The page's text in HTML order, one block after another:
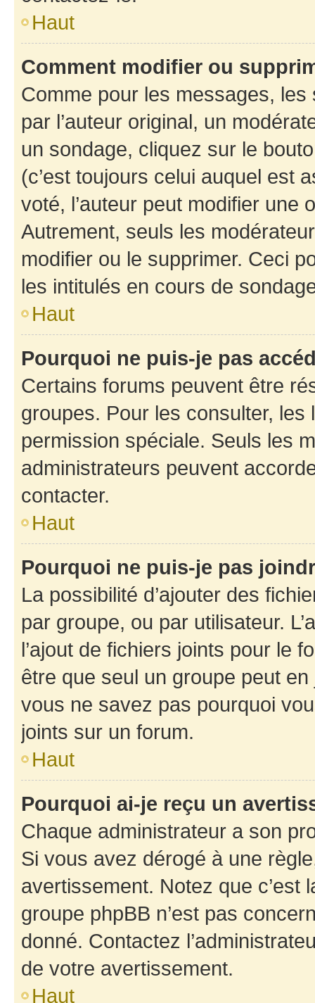
Haut
Comment modifier ou
Comme pour les messages,
par l’auteur original, un
un sondage, cliquez sur le
(c’est toujours celui auquel est
voté, l’auteur peut modifier une
Autrement, seuls les
modifier ou le supprimer. Ceci
les intitulés en cours de
Haut
Pourquoi ne puis-je pas
Certains forums peuvent être
groupes. Pour les consulter,
permission spéciale. Seuls les
administrateurs peuvent
contacter.
Haut
Pourquoi ne puis-je pas
La possibilité d’ajouter des
par groupe, ou par utilisateur.
l’ajout de fichiers joints pour le
être que seul un groupe peut
vous ne savez pas pourquoi
joints sur un forum.
Haut
Pourquoi ai-je reçu un
Chaque administrateur a son
Si vous avez dérogé à une
avertissement. Notez que c’est
groupe phpBB n’est pas
donné. Contactez
de votre avertissement.
Haut